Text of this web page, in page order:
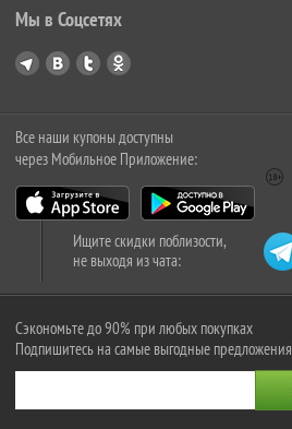
Мы в Соцсетях
Все наши купоны доступны
через Мобильное Приложение:
Ищите скидки поблизости,
не выходя из чата:
Сэкономьте до 90% при любых покупках
Подпишитесь на самые выгодные предложения